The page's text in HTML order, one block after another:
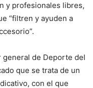
y profesionales libres,
“filtren y ayuden a
general de Deporte del
que se trata de un
con el que